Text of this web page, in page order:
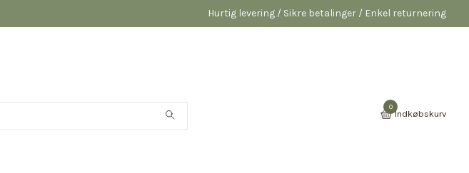
Hurtig levering / Sikre betalinger / Enkel returnering
0
Indkøbskurv